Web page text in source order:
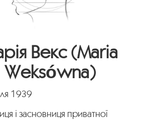
Векс (Maria
Weksówna)
1939
і засновниця приватної